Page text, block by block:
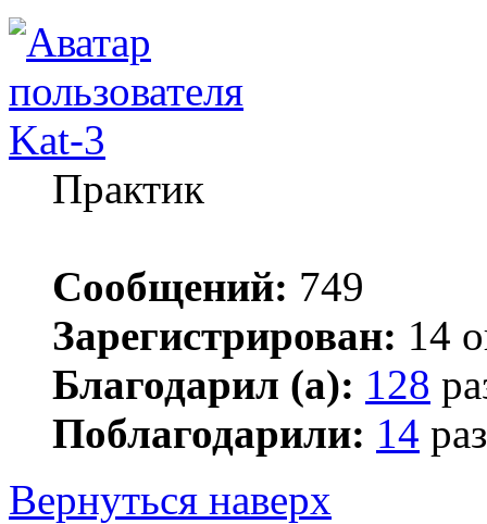
Kat-3
Практик
Сообщений: 749
Зарегистрирован: 14
Благодарил (а): 128
Поблагодарили: 14
Вернуться наверх